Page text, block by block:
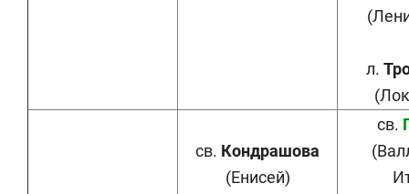
л.
св. Кондрашова
(Енисей)
св.